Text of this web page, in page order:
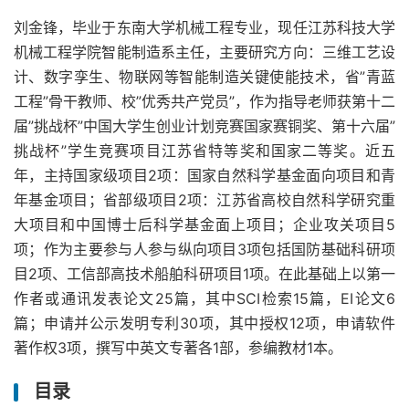
刘金锋，毕业于东南大学机械工程专业，现任江苏科技大学
机械工程学院智能制造系主任，主要研究方向：三维工艺设
计、数字孪生、物联网等智能制造关键使能技术，省”青蓝
工程”骨干教师、校”优秀共产党员”，作为指导老师获第十二
届”挑战杯”中国大学生创业计划竞赛国家赛铜奖、第十六届”
挑战杯”学生竞赛项目江苏省特等奖和国家二等奖。近五
年，主持国家级项目2项：国家自然科学基金面向项目和青
年基金项目；省部级项目2项：江苏省高校自然科学研究重
大项目和中国博士后科学基金面上项目；企业攻关项目5
项；作为主要参与人参与纵向项目3项包括国防基础科研项
目2项、工信部高技术船舶科研项目1项。在此基础上以第一
作者或通讯发表论文25篇，其中SCI检索15篇，EI论文6
篇；申请并公示发明专利30项，其中授权12项，申请软件
著作权3项，撰写中英文专著各1部，参编教材1本。
目录